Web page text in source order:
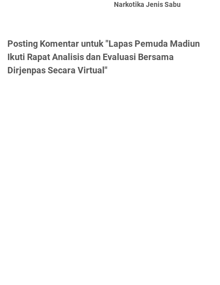
Narkotika Jenis Sabu
Posting Komentar untuk "Lapas Pemuda Madiun
Ikuti Rapat Analisis dan Evaluasi Bersama
Dirjenpas Secara Virtual"